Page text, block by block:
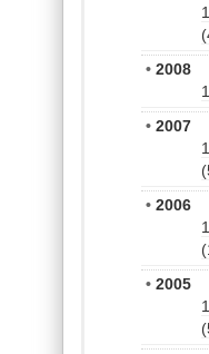
• 2008
• 2007
• 2006
• 2005